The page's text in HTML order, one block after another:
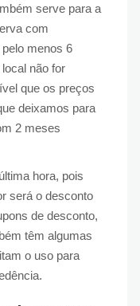
serve para a
com
menos 6
não for
que os preços
deixamos para
2 meses
hora, pois
será o desconto
de desconto,
têm algumas
o uso para